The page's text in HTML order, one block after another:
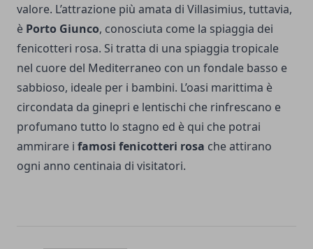
valore. L’attrazione più amata di Villasimius, tuttavia,
è Porto Giunco, conosciuta come la spiaggia dei
fenicotteri rosa. Si tratta di una spiaggia tropicale
nel cuore del Mediterraneo con un fondale basso e
sabbioso, ideale per i bambini. L’oasi marittima è
circondata da ginepri e lentischi che rinfrescano e
profumano tutto lo stagno ed è qui che potrai
ammirare i famosi fenicotteri rosa che attirano
ogni anno centinaia di visitatori.